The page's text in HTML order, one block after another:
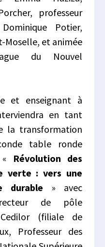
professeur
Potier,
Moselle, et animée
du Nouvel
et enseignant à
en tant
la transformation
table ronde
Révolution des
verte : vers une
durable » avec
de pôle
(filiale de
Professeur des